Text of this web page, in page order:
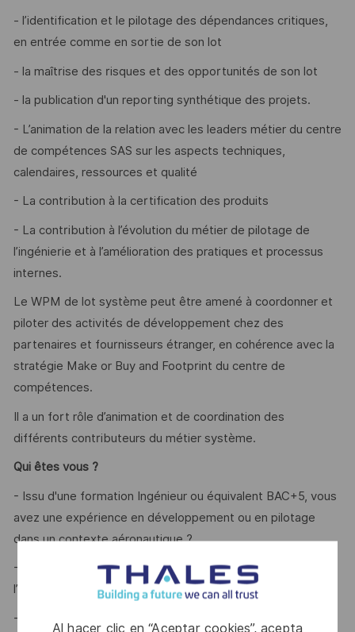
Al hacer clic en “Aceptar cookies”, acepta
- l’identification et le pilotage des dépendances critiques,
en entrée comme en sortie de son lot
- la maîtrise des risques et des opportunités de son lot
- la publication d'un reporting synthétique des projets.
- L’animation de la relation avec les leaders métier du centre
de compétences SAS sur les aspects techniques,
calendaires, ressources et qualité
- La contribution à la certification des produits
- La contribution à l’évolution du métier de pilotage de
l’ingénierie et à l’amélioration des pratiques et processus
internes.
Le WPM de lot système peut être amené à coordonner et
piloter des activités de développement chez des
partenaires et fournisseurs étranger, en cohérence avec la
stratégie Make or Buy and Footprint du centre de
compétences.
Il a un fort rôle d’animation et de coordination des
différents contributeurs du métier système.
Qui êtes vous ?
- Issu d'une formation Ingénieur ou équivalent BAC+5, vous
avez une expérience en développement ou en pilotage
dans un contexte aéronautique ?
- Vous avez une bonne connaissance des métiers de
l’ingénierie de la solution ?
- Vous appréciez le travail en équipe tout en étant